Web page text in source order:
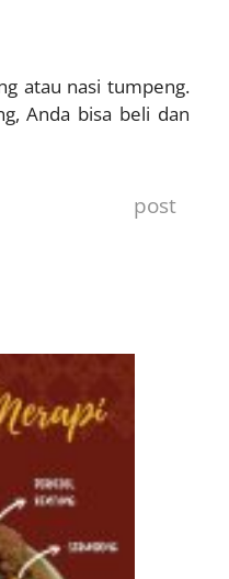
atau nasi tumpeng.
Anda bisa beli dan
post